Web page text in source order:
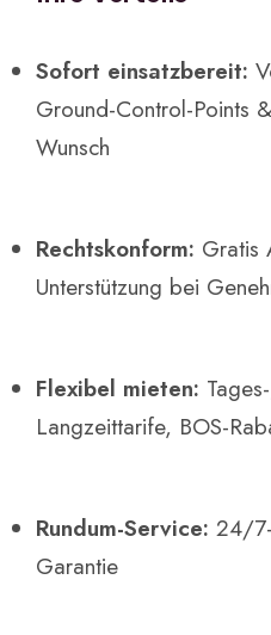
Sofort einsatzbereit:
Ground-Control-Points
Wunsch
Rechtskonform: Gratis
Unterstützung bei
Flexibel mieten:
Langzeittarife, BOS-
Rundum-Service: 24/
Garantie